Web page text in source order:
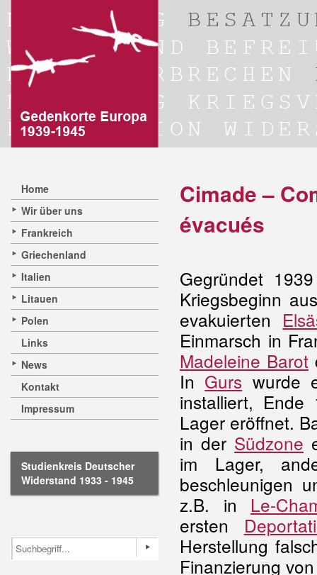
Home
Wir über uns
Frankreich
Griechenland
Italien
Litauen
Polen
Links
News
Kontakt
Impressum
Studienkreis Deutscher
Widerstand 1933 - 1945
Cimade –
évacués
Gegründet
Kriegsbeginn
evakuierten
Einmarsch in
Madeleine Barot
In Gurs wurde
installiert,
Lager eröffnet.
in der Südzone
im Lager,
beschleunigen
z.B. in Le-
ersten
Herstellung
Finanzierung